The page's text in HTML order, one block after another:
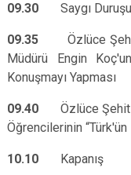
09.30 Saygı
09.35 Özlüce Şehit
Müdürü Engin
Konuşmayı Yapması
09.40
Özlüce
Öğrencilerinin
10.10 Kapanış